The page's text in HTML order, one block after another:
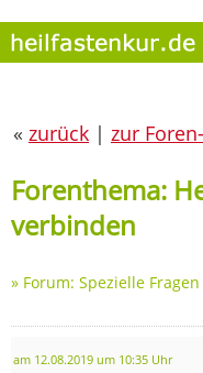
« zurück | zur
Forenthema:
verbinden
» Forum: Spezielle
am 12.08.2019 um 10:35 Uhr